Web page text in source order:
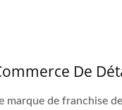
De
de franchise